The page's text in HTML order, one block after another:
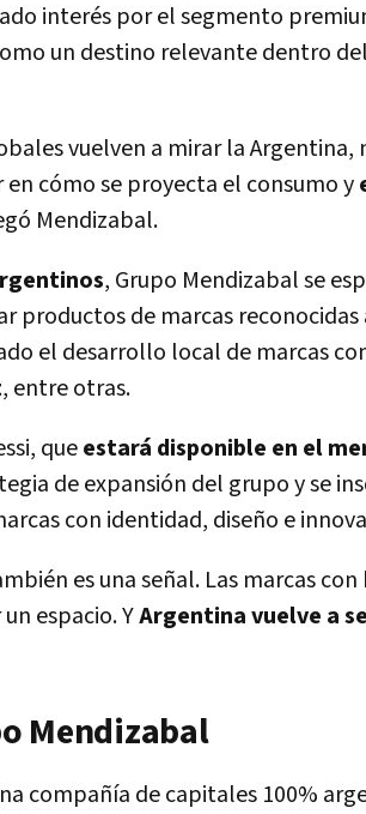
interés por el segmento
un destino relevante dentro
vuelven a mirar la Argentina,
cómo se proyecta el consumo y
Mendizabal.
, Grupo Mendizabal se
productos de marcas
el desarrollo local de marcas
, entre otras.
queestará disponible en el
de expansión del grupo y se
con identidad, diseño e
es una señal. Las marcas
espacio. YArgentina vuelve a
Mendizabal
compañía de capitales 100%